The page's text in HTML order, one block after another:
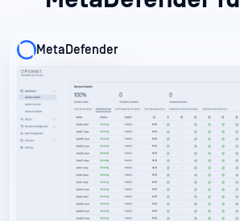
MetaDefender
MetaDefender
MetaDefender